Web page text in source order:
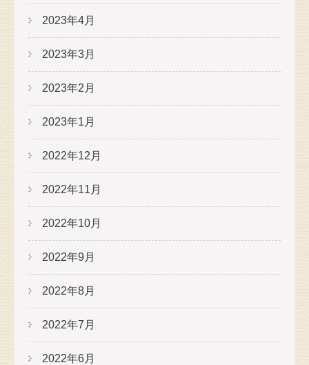
2023年4月
2023年3月
2023年2月
2023年1月
2022年12月
2022年11月
2022年10月
2022年9月
2022年8月
2022年7月
2022年6月